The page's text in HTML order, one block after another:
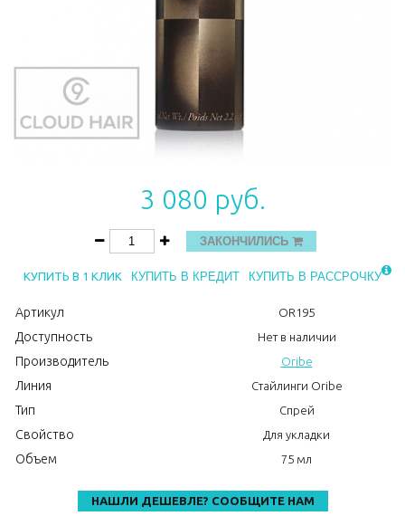
3 080 руб.
ЗАКОНЧИЛИСЬ
КУПИТЬ В 1 КЛИК КУПИТЬ В КРЕДИТ КУПИТЬ В РАССРОЧКУ
Артикул OR195
Доступность Нет в наличии
Производитель Oribe
Линия Стайлинги Oribe
Тип Спрей
Свойство Для укладки
Объем 75 мл
НАШЛИ ДЕШЕВЛЕ? СООБЩИТЕ НАМ